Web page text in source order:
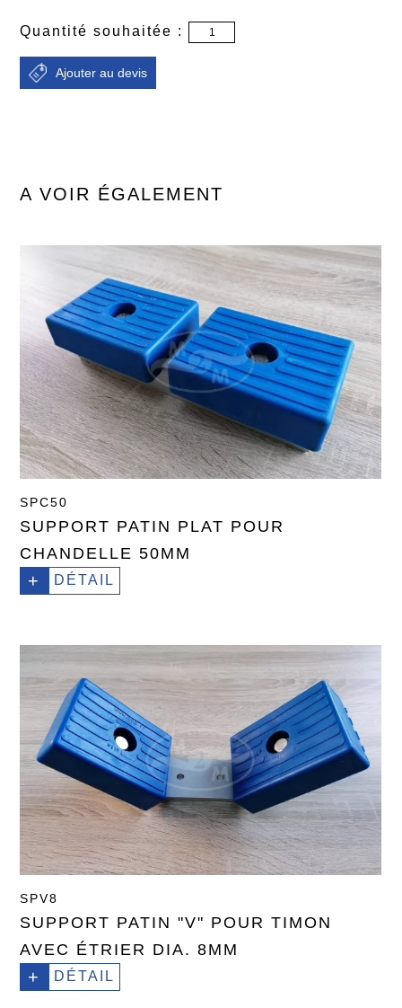
Quantité souhaitée :
A VOIR ÉGALEMENT
SPC50
SUPPORT PATIN PLAT POUR
CHANDELLE 50MM
+ DÉTAIL
SPV8
SUPPORT PATIN "V" POUR TIMON
AVEC ÉTRIER DIA. 8MM
+ DÉTAIL